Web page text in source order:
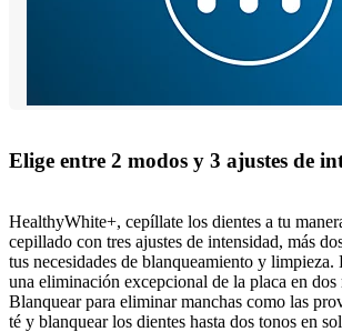
Elige entre 2 modos y 3 ajustes de
HealthyWhite+, cepíllate los dientes a tu
cepillado con tres ajustes de intensidad, más
tus necesidades de blanqueamiento y
una eliminación excepcional de la placa en
Blanquear para eliminar manchas como las
té y blanquear los dientes hasta dos tonos en